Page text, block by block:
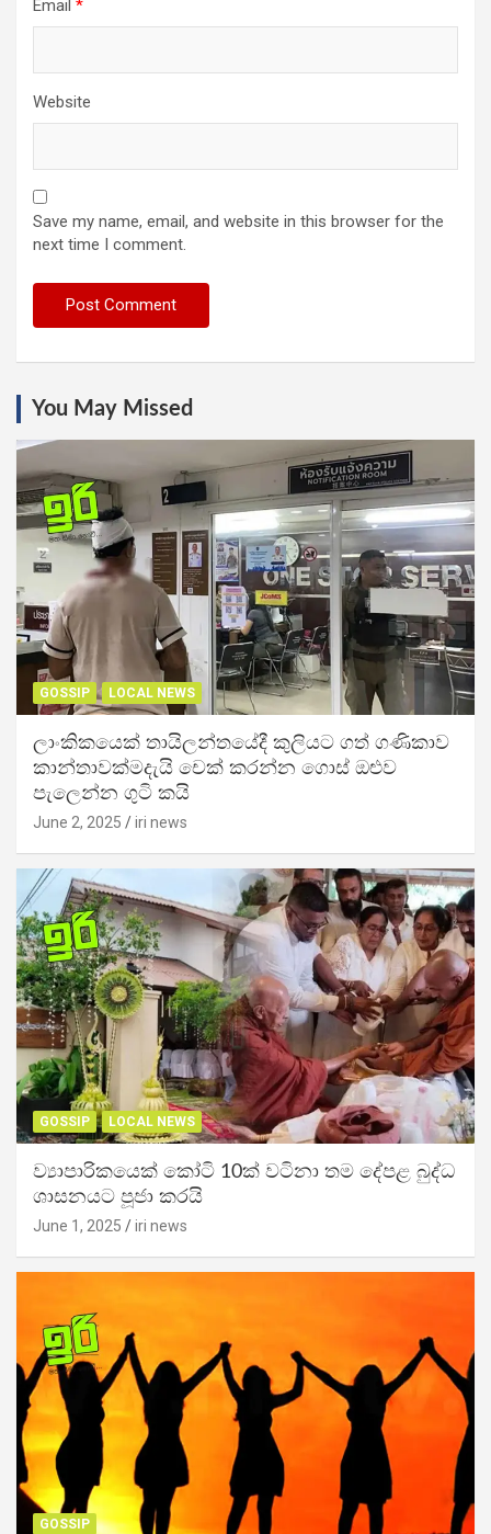
Email *
Website
Save my name, email, and website in this browser for the
next time I comment.
You May Missed
GOSSIP LOCAL NEWS
ලාංකිකයෙක් තායිලන්තයේදී කුලියට ගත් ගණිකාව
කාන්තාවක්මදැයි චෙක් කරන්න ගොස් ඔළුව
පැලෙන්න ගුටි කයි
June 2, 2025 iri news
GOSSIP LOCAL NEWS
ව්‍යාපාරිකයෙක් කෝටි 10ක් වටිනා තම දේපළ බුද්ධ
ශාසනයට පූජා කරයි
June 1, 2025 iri news
GOSSIP